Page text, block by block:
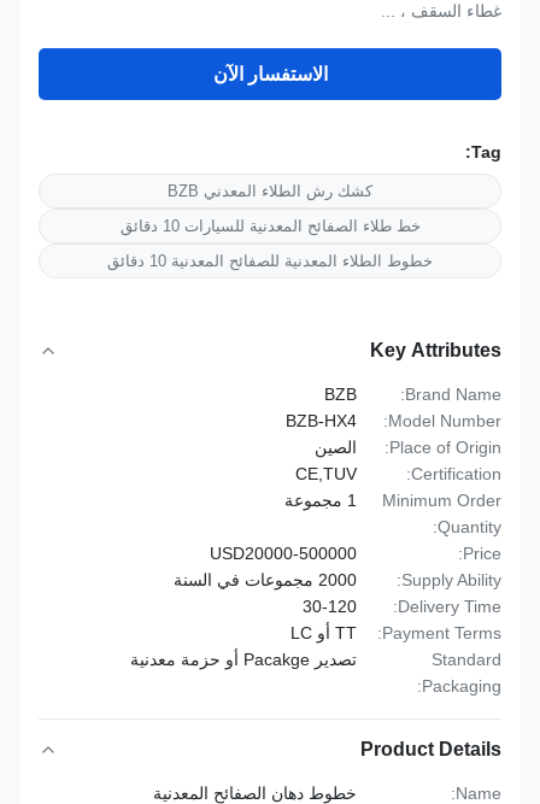
غطاء السقف ، ...
الاستفسار الآن
كشك رش الطلاء المعدني BZB
خط طلاء الصفائح المعدنية للسيارات 10 دقائق
خطوط الطلاء المعدنية للصفائح المعدنية 10 دقائق
Key Attributes
Brand Name:
Model Number:
BZB-HX4
Place of Origin:
الصين
Certification:
CE,TUV
Minimum Order
Quantity:
1 مجموعة
USD20000-500000
Supply Ability:
Delivery Time:
30-120
Payment Terms:
TT أو LC
Standard
Packaging:
تصدير Pacakge أو حزمة معدنية
Product Details
Name:
خطوط دهان الصفائح المعدنية